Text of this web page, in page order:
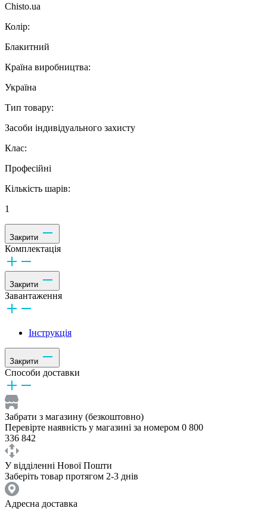
Chisto.ua
Колір:
Блакитний
Країна виробництва:
Україна
Тип товару:
Засоби індивідуального захисту
Клас:
Професійні
Кількість шарів:
1
Закрити
Комплектація
Закрити
Завантаження
Інструкція
Закрити
Способи доставки
Забрати з магазину (безкоштовно)
Перевірте наявність у магазині за номером 0 800
336 842
У відділенні Нової Пошти
Заберіть товар протягом 2-3 днів
Адресна доставка